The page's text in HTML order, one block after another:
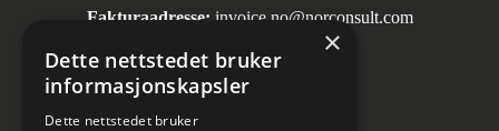
Sosiale medier
Fakturaadresse: invoice.no@norconsult.com
×
Dette nettstedet bruker
informasjonskapsler
Dette nettstedet bruker